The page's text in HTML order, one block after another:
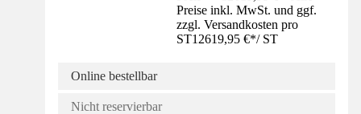
Preise inkl. MwSt. und ggf.
zzgl. Versandkosten pro
ST12619,95 €*/ ST
Online bestellbar
Nicht reservierbar